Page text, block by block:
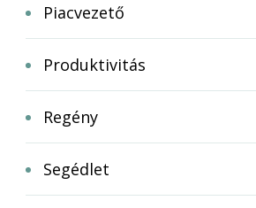
Piacvezető
Produktivitás
Regény
Segédlet